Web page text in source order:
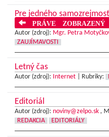
Pre jedného
PRÁVE ZOBRAZENÝ
Autor (zdroj): Mgr. Petra
ZAUJÍMAVOSTI
Letný čas
Autor (zdroj): Internet Rubriky:
Editoriál
Autor (zdroj): noviny@zelpo.sk ,
REDAKCIA
EDITORIÁLY